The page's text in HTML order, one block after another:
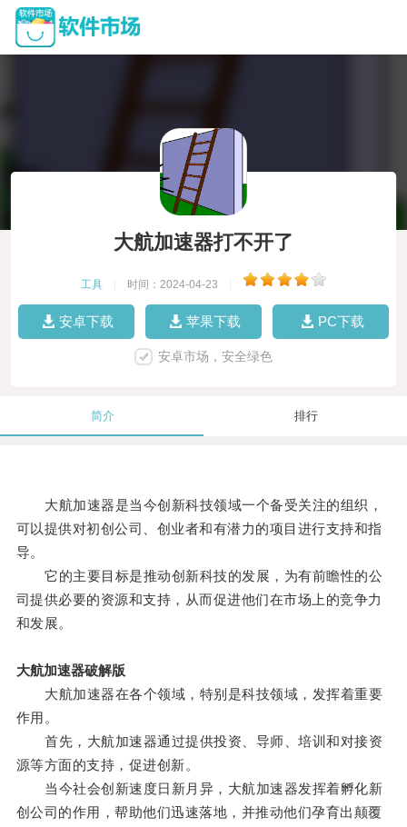
大航加速器打不开了
工具 时间：2024-04-23
安卓下载 苹果下载 PC下载
安卓市场，安全绿色
简介 排行
大航加速器是当今创新科技领域一个备受关注的组织，
可以提供对初创公司、创业者和有潜力的项目进行支持和指
导。
它的主要目标是推动创新科技的发展，为有前瞻性的公
司提供必要的资源和支持，从而促进他们在市场上的竞争力
和发展。
大航加速器破解版
大航加速器在各个领域，特别是科技领域，发挥着重要
作用。
首先，大航加速器通过提供投资、导师、培训和对接资
源等方面的支持，促进创新。
当今社会创新速度日新月异，大航加速器发挥着孵化新
创公司的作用，帮助他们迅速落地，并推动他们孕育出颠覆